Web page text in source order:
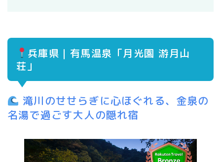
兵庫県｜有馬温泉「月光園 游月山
荘」
滝川のせせらぎに心ほぐれる、金泉の
名湯で過ごす大人の隠れ宿